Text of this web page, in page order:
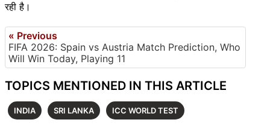
रही है।
« Previous
FIFA 2026: Spain vs Austria Match Prediction, Who
Will Win Today, Playing 11
TOPICS MENTIONED IN THIS ARTICLE
INDIA SRI LANKA ICC WORLD TEST